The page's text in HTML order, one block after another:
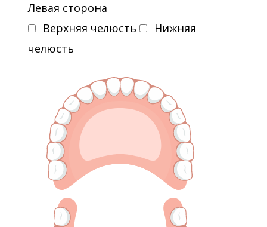
Левая сторона
Верхняя челюсть
Нижняя
челюсть